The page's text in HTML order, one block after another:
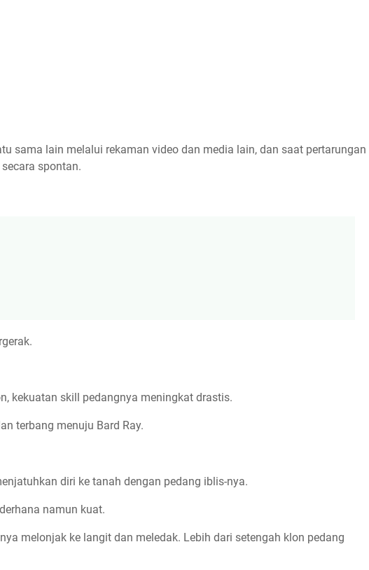
sama lain melalui rekaman video dan media lain, dan saat pertarungan
spontan.
kekuatan skill pedangnya meningkat drastis.
terbang menuju Bard Ray.
diri ke tanah dengan pedang iblis-nya.
namun kuat.
melonjak ke langit dan meledak. Lebih dari setengah klon pedang